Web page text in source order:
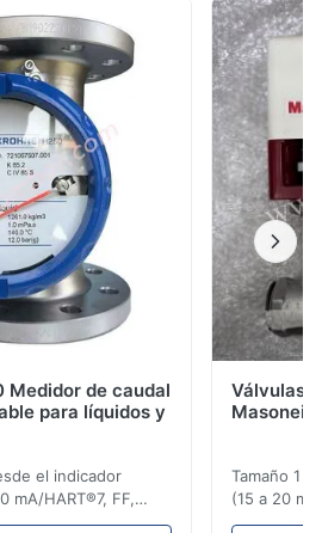
una presión anormal•
en su posición• El tallo
Medidor de caudal
para líquidos y
el indicador
mA/HART®7, FF,
* Cualquier
Válvulas
Tamaño 1
(15 a 20